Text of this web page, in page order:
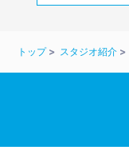
トップ スタジオ紹介